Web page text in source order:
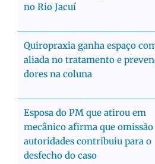
no Rio Jacuí
Quiropraxia ganha espaço
aliada no tratamento e
dores na coluna
Esposa do PM que atirou em
mecânico afirma que omissão
autoridades contribuiu para o
desfecho do caso